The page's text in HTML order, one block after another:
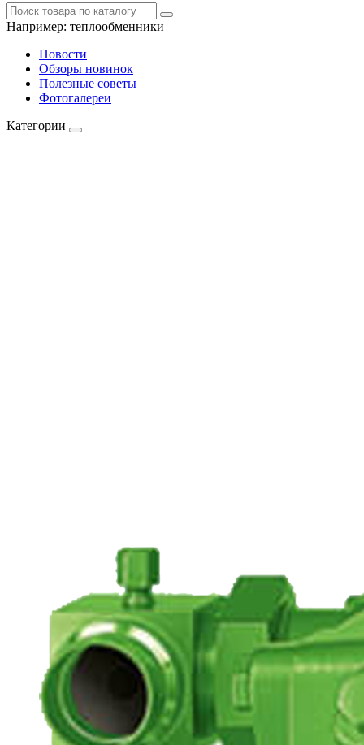
Например: теплообменники
Новости
Обзоры новинок
Полезные советы
Фотогалереи
Категории